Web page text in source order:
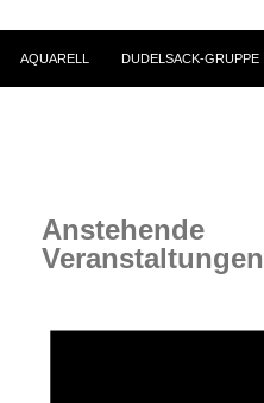
AQUARELL DUDELSACK-GRUPPE
Anstehende
Veranstaltungen